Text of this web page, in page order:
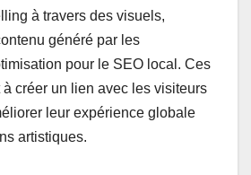
à travers des visuels,
généré par les
pour le SEO local. Ces
créer un lien avec les visiteurs
leur expérience globale
artistiques.